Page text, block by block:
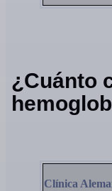
¿Cuánto
Clínica